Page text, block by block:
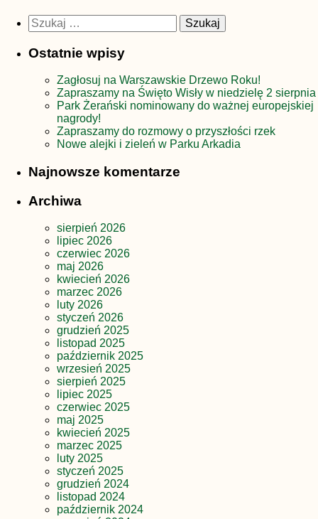
Szukaj:
Ostatnie wpisy
Zagłosuj na Warszawskie Drzewo Roku!
Zapraszamy na Święto Wisły w niedzielę 2 sierpnia
Park Żerański nominowany do ważnej europejskiej
nagrody!
Zapraszamy do rozmowy o przyszłości rzek
Nowe alejki i zieleń w Parku Arkadia
Najnowsze komentarze
Archiwa
sierpień 2026
lipiec 2026
czerwiec 2026
maj 2026
kwiecień 2026
marzec 2026
luty 2026
styczeń 2026
grudzień 2025
listopad 2025
październik 2025
wrzesień 2025
sierpień 2025
lipiec 2025
czerwiec 2025
maj 2025
kwiecień 2025
marzec 2025
luty 2025
styczeń 2025
grudzień 2024
listopad 2024
październik 2024